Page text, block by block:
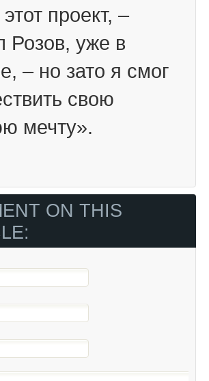
проект, –
Розов, уже в
– но зато я смог
свою
мечту».
ON THIS